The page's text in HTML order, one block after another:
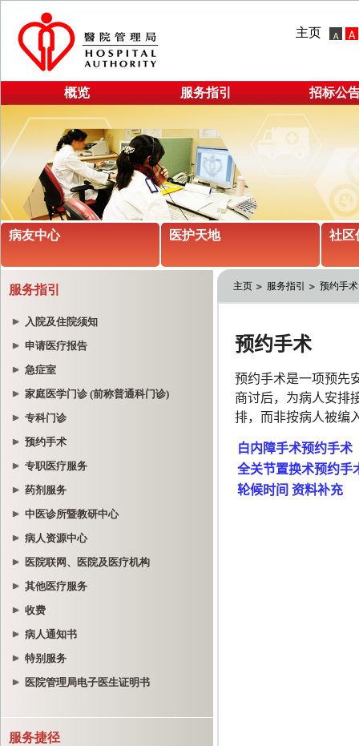
主页
概览 服务指引 招标公
病友中心 医护天地 社区
服务指引
入院及住院须知
申请医疗报告
急症室
家庭医学门诊 (前称普通科门诊)
专科门诊
预约手术
专职医疗服务
药剂服务
中医诊所暨教研中心
病人资源中心
医院联网、医院及医疗机构
其他医疗服务
收费
病人通知书
特别服务
医院管理局电子医生证明书
服务捷径
主页 服务指引 预约手术